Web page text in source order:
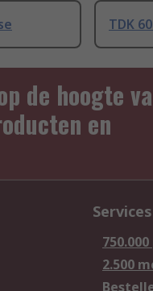
TDK
de hoogte
en
Services
2.500